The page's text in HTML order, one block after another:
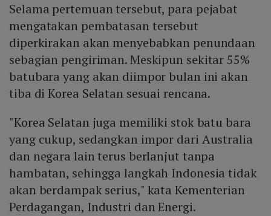
Selama pertemuan tersebut, para pejabat
mengatakan pembatasan tersebut
diperkirakan akan menyebabkan penundaan
sebagian pengiriman. Meskipun sekitar 55%
batubara yang akan diimpor bulan ini akan
tiba di Korea Selatan sesuai rencana.
"Korea Selatan juga memiliki stok batu bara
yang cukup, sedangkan impor dari Australia
dan negara lain terus berlanjut tanpa
hambatan, sehingga langkah Indonesia tidak
akan berdampak serius," kata Kementerian
Perdagangan, Industri dan Energi.